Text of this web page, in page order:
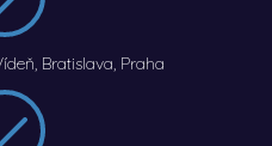
Bratislava, Praha